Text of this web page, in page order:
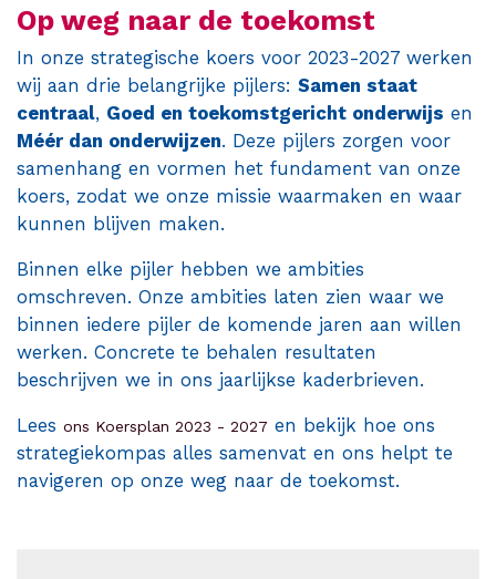
Documenten • Praktisch
Contact
Op weg naar de toekomst
In onze strategische koers voor 2023-2027 werken
wij aan drie belangrijke pijlers: Samen staat
centraal, Goed en toekomstgericht onderwijs en
Méér dan onderwijzen. Deze pijlers zorgen voor
samenhang en vormen het fundament van onze
koers, zodat we onze missie waarmaken en waar
kunnen blijven maken.
Binnen elke pijler hebben we ambities
omschreven. Onze ambities laten zien waar we
binnen iedere pijler de komende jaren aan willen
werken. Concrete te behalen resultaten
beschrijven we in ons jaarlijkse kaderbrieven.
Lees ons Koersplan 2023 - 2027 en bekijk hoe ons
strategiekompas alles samenvat en ons helpt te
navigeren op onze weg naar de toekomst.